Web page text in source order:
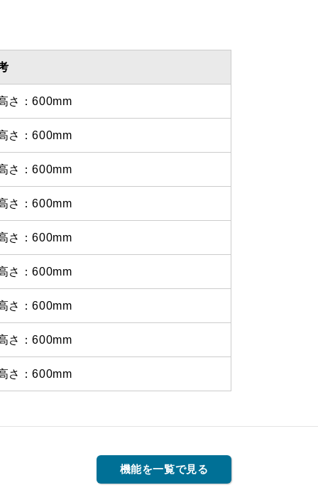
さ：600mm
さ：600mm
さ：600mm
さ：600mm
さ：600mm
さ：600mm
さ：600mm
さ：600mm
さ：600mm
機能を一覧で見る